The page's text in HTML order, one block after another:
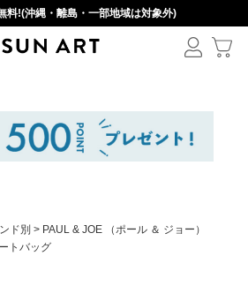
料!(沖縄・離島・一部地域は対象外)
ド別
PAUL & JOE （ポール ＆ ジョー）
トバッグ